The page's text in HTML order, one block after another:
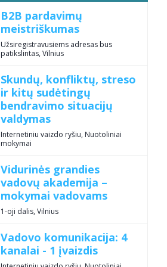
B2B pardavimų
meistriškumas
Užsiregistravusiems adresas bus
patikslintas, Vilnius
Skundų, konfliktų, streso
ir kitų sudėtingų
bendravimo situacijų
valdymas
Internetiniu vaizdo ryšiu, Nuotoliniai
mokymai
Vidurinės grandies
vadovų akademija –
mokymai vadovams
1-oji dalis, Vilnius
Vadovo komunikacija: 4
kanalai - 1 įvaizdis